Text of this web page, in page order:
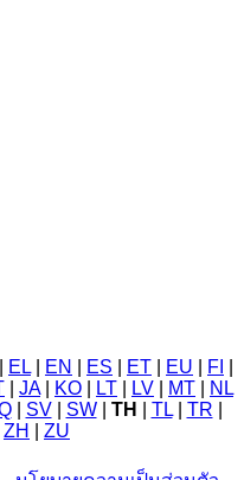
EL| EN ES ET EU FI
JA| KO LT LV MT
NL
| SV SW| TH TL| TR
ZH ZU